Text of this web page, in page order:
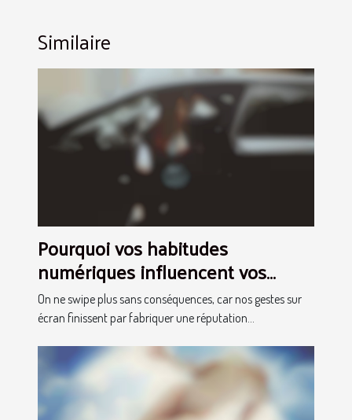
Similaire
Pourquoi vos habitudes
numériques influencent vos
chances lors d’une rencontre
réelle
On ne swipe plus sans conséquences, car nos gestes sur
écran finissent par fabriquer une réputation...